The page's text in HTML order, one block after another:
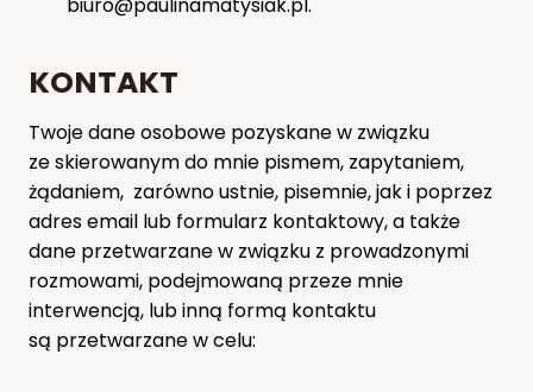
KONTAKT
Twoje dane osobowe pozyskane w związku
ze skierowanym do mnie pismem, zapytaniem,
żądaniem, zarówno ustnie, pisemnie, jak i poprzez
adres email lub formularz kontaktowy, a także
dane przetwarzane w związku z prowadzonymi
rozmowami, podejmowaną przeze mnie
interwencją, lub inną formą kontaktu
są przetwarzane w celu: